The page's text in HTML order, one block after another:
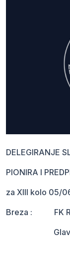
DELEGIRANJE
PIONIRA I
za XIII kolo 05/
Breza : FK
Glavni
A 1: